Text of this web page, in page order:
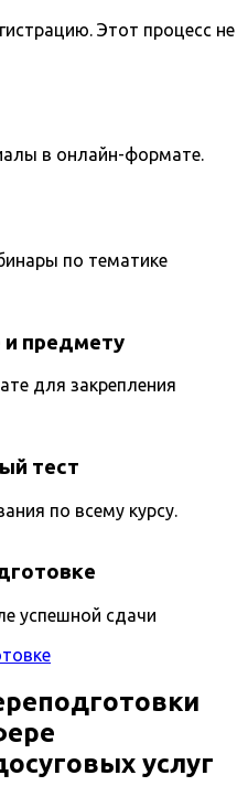
Этот процесс не
в онлайн-формате.
по тематике
предмету
для закрепления
тест
по всему курсу.
успешной сдачи
услуг